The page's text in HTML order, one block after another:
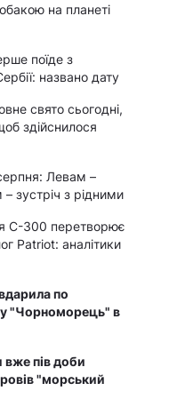
на планеті
поїде з
названо дату
свято сьогодні,
здійснилося
Левам –
зустріч з рідними
С-300 перетворює
Patriot: аналітики
по
"Чорноморець" в
пів доби
"морський